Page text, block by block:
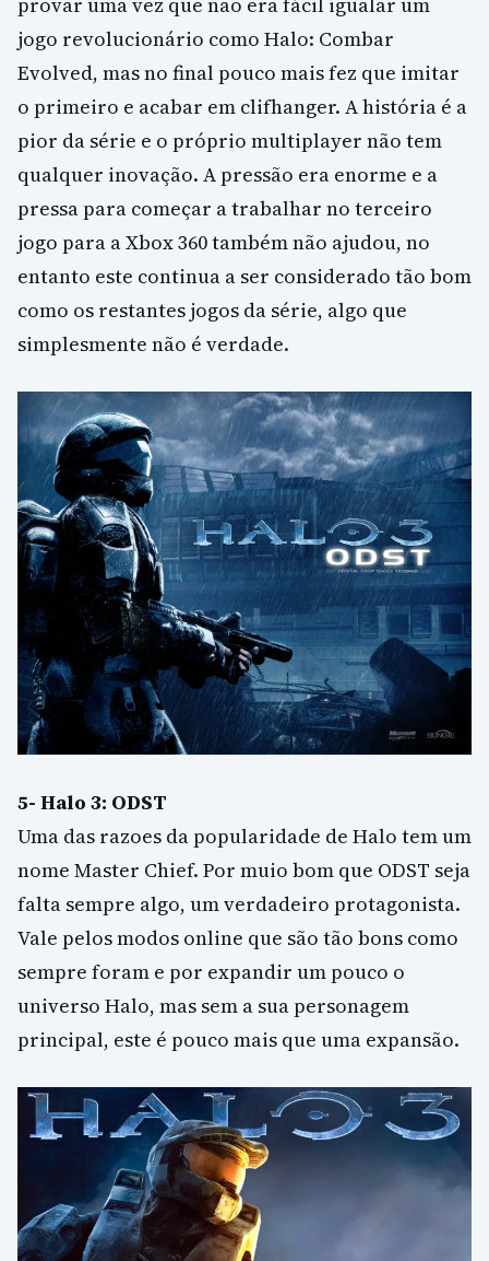
jogo revolucionário como Halo: Combar
Evolved, mas no final pouco mais fez que imitar
o primeiro e acabar em clifhanger. A história é a
pior da série e o próprio multiplayer não tem
qualquer inovação. A pressão era enorme e a
pressa para começar a trabalhar no terceiro
jogo para a Xbox 360 também não ajudou, no
entanto este continua a ser considerado tão bom
como os restantes jogos da série, algo que
simplesmente não é verdade.
5- Halo 3: ODST
Uma das razoes da popularidade de Halo tem um
nome Master Chief. Por muio bom que ODST seja
falta sempre algo, um verdadeiro protagonista.
Vale pelos modos online que são tão bons como
sempre foram e por expandir um pouco o
universo Halo, mas sem a sua personagem
principal, este é pouco mais que uma expansão.